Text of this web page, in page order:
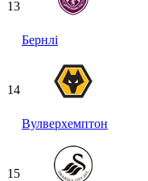
13
Бернлі
14
Вулверхемптон
15